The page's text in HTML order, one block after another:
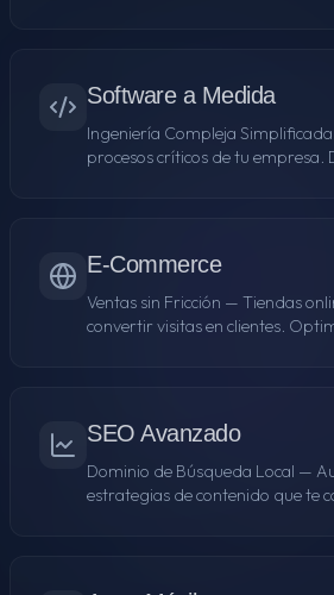
Software a Medida
Ingeniería Compleja Simplificada
procesos críticos de tu empresa.
E-Commerce
Ventas sin Fricción — Tiendas
convertir visitas en clientes.
SEO Avanzado
Dominio de Búsqueda Local —
estrategias de contenido que te